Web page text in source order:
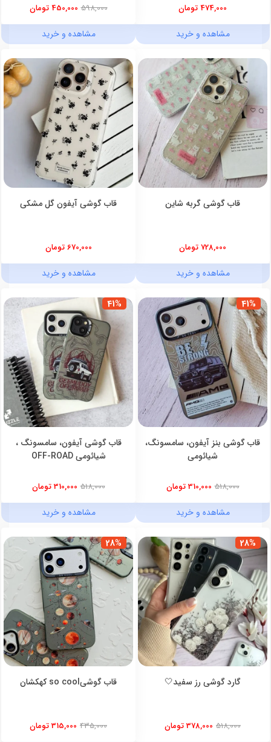
474,000 تومان
مشاهده و خرید
598,000 450,000 تومان
مشاهده و خرید
قاب گوشی گربه شاین
728,000 تومان
مشاهده و خرید
قاب گوشی آیفون گل مشکی
670,000 تومان
مشاهده و خرید
41%
قاب گوشی بنز آیفون، سامسونگ،
شیائومی
518,000 310,000 تومان
مشاهده و خرید
41%
قاب گوشی آیفون، سامسونگ ،
شیائومی OFF-ROAD
518,000 310,000 تومان
مشاهده و خرید
28%
گارد گوشی رز سفید🤍
518,000 378,000 تومان
28%
قاب گوشیso cool کهکشان
435,000 315,000 تومان